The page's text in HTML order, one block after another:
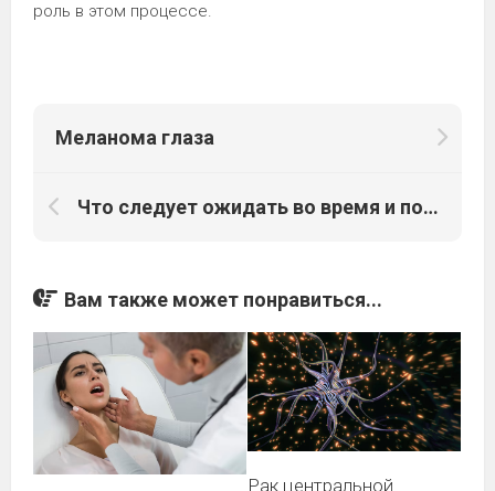
роль в этом процессе.
Меланома глаза
Что следует ожидать во время и после протонной терапии?
Вам также может понравиться...
Рак центральной